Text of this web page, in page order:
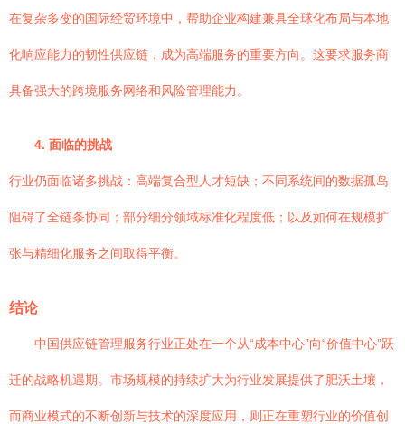
在复杂多变的国际经贸环境中，帮助企业构建兼具全球化布局与本地
化响应能力的韧性供应链，成为高端服务的重要方向。这要求服务商
具备强大的跨境服务网络和风险管理能力。
4. 面临的挑战
行业仍面临诸多挑战：高端复合型人才短缺；不同系统间的数据孤岛
阻碍了全链条协同；部分细分领域标准化程度低；以及如何在规模扩
张与精细化服务之间取得平衡。
结论
中国供应链管理服务行业正处在一个从“成本中心”向“价值中心”跃
迁的战略机遇期。市场规模的持续扩大为行业发展提供了肥沃土壤，
而商业模式的不断创新与技术的深度应用，则正在重塑行业的价值创